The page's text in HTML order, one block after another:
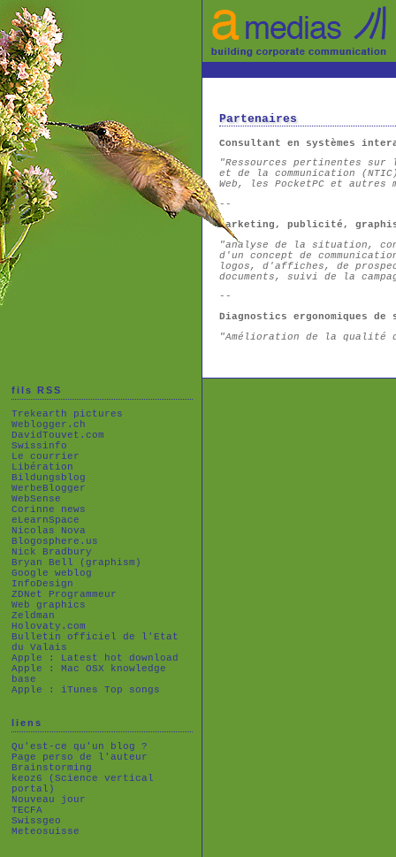
Partenaires
Consultant en systèmes
"Ressources pertinentes
et de la communication
Web, les PocketPC et autres
--
Marketing, publicité,
"analyse de la situation,
d'un concept de
logos, d'affiches, de
documents, suivi de la
--
Diagnostics ergonomiques de
"Amélioration de la qualité
fils RSS
Trekearth pictures
Weblogger.ch
DavidTouvet.com
Swissinfo
Le courrier
Libération
Bildungsblog
WerbeBlogger
WebSense
Corinne news
eLearnSpace
Nicolas Nova
Blogosphere.us
Nick Bradbury
Bryan Bell (graphism)
Google weblog
InfoDesign
ZDNet Programmeur
Web graphics
Zeldman
Holovaty.com
Bulletin officiel de l'Etat
du Valais
Apple : Latest hot download
Apple : Mac OSX knowledge
base
Apple : iTunes Top songs
liens
Qu'est-ce qu'un blog ?
Page perso de l'auteur
Brainstorming
keoz6 (Science vertical
portal)
Nouveau jour
TECFA
Swissgeo
Meteosuisse